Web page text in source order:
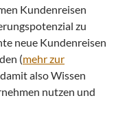
Kundenreisen
zu
neue Kundenreisen
(mehr zur
also Wissen
nutzen und